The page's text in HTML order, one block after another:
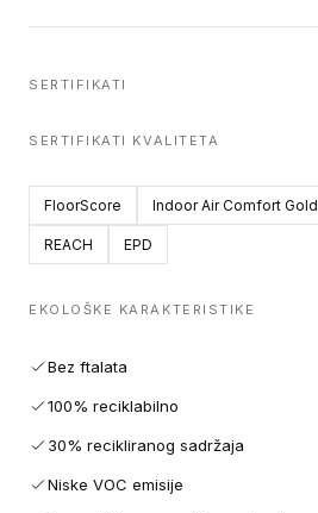
SERTIFIKATI
SERTIFIKATI KVALITETA
FloorScore Indoor Air Comfort Gold
REACH EPD
EKOLOŠKE KARAKTERISTIKE
Bez ftalata
100% reciklabilno
30% recikliranog sadržaja
Niske VOC emisije